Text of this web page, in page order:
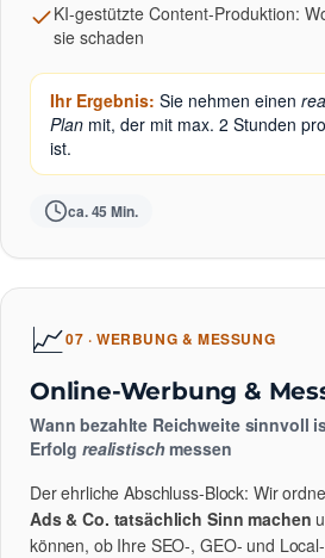
KI-gestützte Content-Produktion:
sie schaden
Ihr Ergebnis: Sie nehmen einen
Plan mit, der mit max. 2 Stunden
ist.
ca. 45 Min.
📈07 · WERBUNG & MESSUNG
Online-Werbung &
Wann bezahlte Reichweite sinnvoll
Erfolgrealistischmessen
Der ehrliche Abschluss-Block: Wir
Ads & Co. tatsächlich Sinn machen
können, ob Ihre SEO-, GEO- und